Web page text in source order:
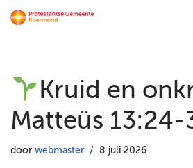
inhoudKruid en
Matteüs 13:24-
door webmaster 8 juli 2026